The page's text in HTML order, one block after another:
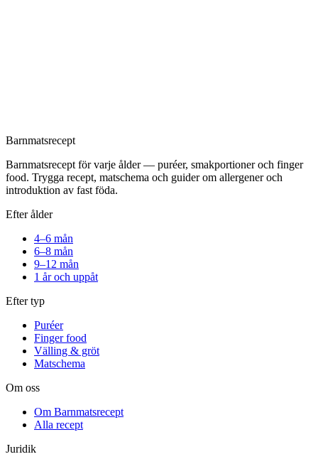
Barnmatsrecept
Barnmatsrecept för varje ålder — puréer, smakportioner och finger
food. Trygga recept, matschema och guider om allergener och
introduktion av fast föda.
Efter ålder
4–6 mån
6–8 mån
9–12 mån
1 år och uppåt
Efter typ
Puréer
Finger food
Välling & gröt
Matschema
Om oss
Om Barnmatsrecept
Alla recept
Juridik